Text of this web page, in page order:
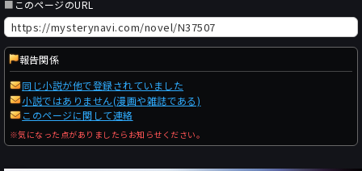
■ このページのURL
報告関係
同じ小説が他で登録されていました
小説ではありません(漫画や雑誌である)
このページに関して連絡
※気になった点がありましたらお知らせください。